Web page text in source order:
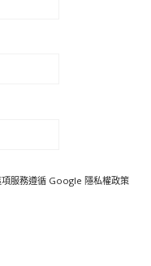
服務遵循 Google 隱私權政策